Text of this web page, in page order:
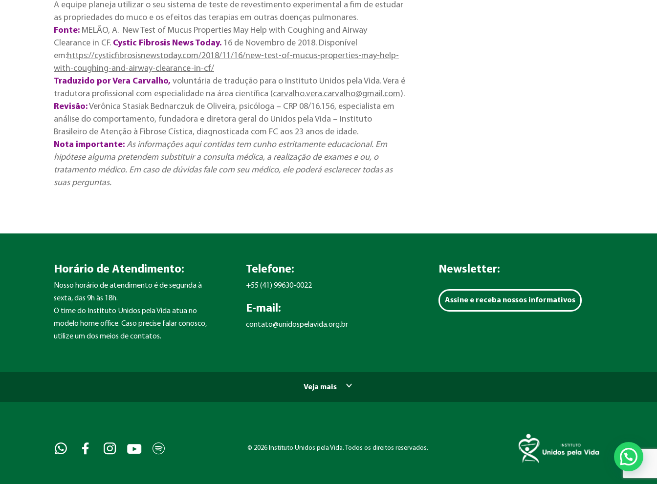
A equipe planeja utilizar o seu sistema de teste de revestimento experimental a fim de estudar
as propriedades do muco e os efeitos das terapias em outras doenças pulmonares.
Fonte: MELÃO, A. New Test of Mucus Properties May Help with Coughing and Airway
Clearance in CF. Cystic Fibrosis News Today. 16 de Novembro de 2018. Disponível
em:https://cysticfibrosisnewstoday.com/2018/11/16/new-test-of-mucus-properties-may-help-
with-coughing-and-airway-clearance-in-cf/
Traduzido por Vera Carvalho, voluntária de tradução para o Instituto Unidos pela Vida. Vera é
tradutora profissional com especialidade na área científica (carvalho.vera.carvalho@gmail.com).
Revisão:Verônica Stasiak Bednarczuk de Oliveira, psicóloga – CRP 08/16.156, especialista em
análise do comportamento, fundadora e diretora geral do Unidos pela Vida – Instituto
Brasileiro de Atenção à Fibrose Cística, diagnosticada com FC aos 23 anos de idade.
Nota importante: As informações aqui contidas tem cunho estritamente educacional. Em
hipótese alguma pretendem substituir a consulta médica, a realização de exames e ou, o
tratamento médico. Em caso de dúvidas fale com seu médico, ele poderá esclarecer todas as
suas perguntas.
Horário de Atendimento:
Nosso horário de atendimento é de segunda à
sexta, das 9h às 18h.
O time do Instituto Unidos pela Vida atua no
modelo home office. Caso precise falar conosco,
utilize um dos meios de contatos.
Telefone:
+55 (41) 99630-0022
E-mail:
contato@unidospelavida.org.br
Newsletter:
Assine e receba nossos informativos
Veja mais
© 2026 Instituto Unidos pela Vida. Todos os direitos reservados.